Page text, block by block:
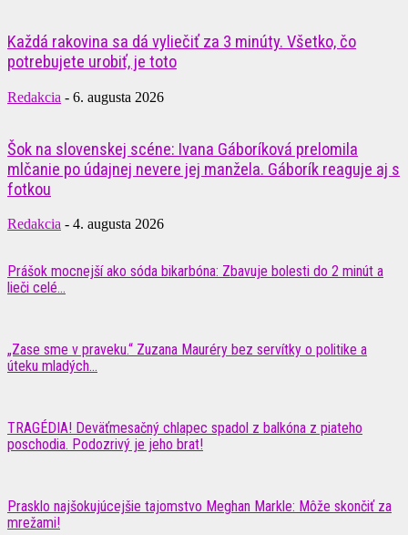
Každá rakovina sa dá vyliečiť za 3 minúty. Všetko, čo
potrebujete urobiť, je toto
Redakcia - 6. augusta 2026
Šok na slovenskej scéne: Ivana Gáboríková prelomila
mlčanie po údajnej nevere jej manžela. Gáborík reaguje aj s
fotkou
Redakcia - 4. augusta 2026
Prášok mocnejší ako sóda bikarbóna: Zbavuje bolesti do 2 minút a
lieči celé...
„Zase sme v praveku.“ Zuzana Mauréry bez servítky o politike a
úteku mladých...
TRAGÉDIA! Deväťmesačný chlapec spadol z balkóna z piateho
poschodia. Podozrivý je jeho brat!
Prasklo najšokujúcejšie tajomstvo Meghan Markle: Môže skončiť za
mrežami!